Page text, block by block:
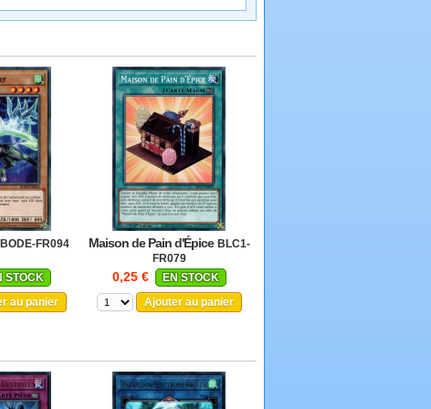
BODE-FR094
STOCK
au panier
Maison de Pain d'Épice BLC1-
FR079
0,25 €
EN STOCK
Ajouter au panier